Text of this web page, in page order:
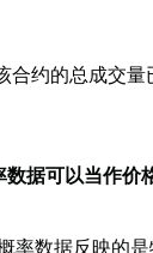
合约的总成交量
据可以当作价
率数据反映的